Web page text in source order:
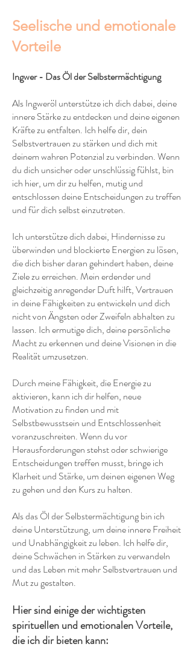
Seelische und emotionale
Vorteile
Ingwer - Das Öl der Selbstermächtigung
Als Ingweröl unterstütze ich dich dabei, deine
innere Stärke zu entdecken und deine eigenen
Kräfte zu entfalten. Ich helfe dir, dein
Selbstvertrauen zu stärken und dich mit
deinem wahren Potenzial zu verbinden. Wenn
du dich unsicher oder unschlüssig fühlst, bin
ich hier, um dir zu helfen, mutig und
entschlossen deine Entscheidungen zu treffen
und für dich selbst einzutreten.
Ich unterstütze dich dabei, Hindernisse zu
überwinden und blockierte Energien zu lösen,
die dich bisher daran gehindert haben, deine
Ziele zu erreichen. Mein erdender und
gleichzeitig anregender Duft hilft, Vertrauen
in deine Fähigkeiten zu entwickeln und dich
nicht von Ängsten oder Zweifeln abhalten zu
lassen. Ich ermutige dich, deine persönliche
Macht zu erkennen und deine Visionen in die
Realität umzusetzen.
Durch meine Fähigkeit, die Energie zu
aktivieren, kann ich dir helfen, neue
Motivation zu finden und mit
Selbstbewusstsein und Entschlossenheit
voranzuschreiten. Wenn du vor
Herausforderungen stehst oder schwierige
Entscheidungen treffen musst, bringe ich
Klarheit und Stärke, um deinen eigenen Weg
zu gehen und den Kurs zu halten.
Als das Öl der Selbstermächtigung bin ich
deine Unterstützung, um deine innere Freiheit
und Unabhängigkeit zu leben. Ich helfe dir,
deine Schwächen in Stärken zu verwandeln
und das Leben mit mehr Selbstvertrauen und
Mut zu gestalten.
Hier sind einige der wichtigsten
spirituellen und emotionalen Vorteile,
die ich dir bieten kann: